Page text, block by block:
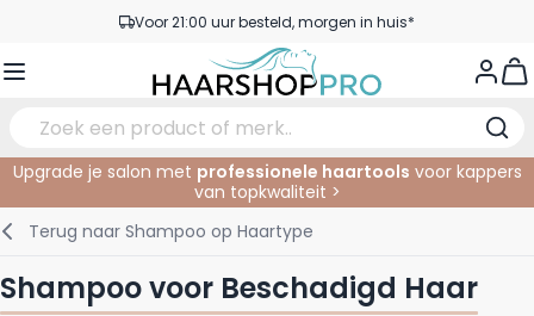
Ga naar de inhoudVoor 21:00 uur besteld, morgen in huis*
Gratis verzending vanaf €50,- excl. BTW
Verzorging
In de Salon
Elektrisch
Gezichtsverzorging
Wenkbrauwen
Nagelproducten
SALE
Upgrade je salon met professionele haartools voor kappers
van topkwaliteit >
Terug naar Shampoo op Haartype
Shampoo voor Beschadigd Haar